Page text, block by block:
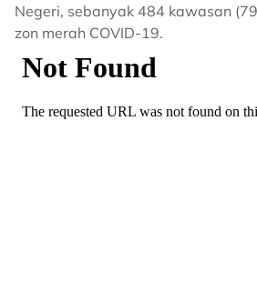
Negeri, sebanyak 484 kawasan
zon merah COVID-19.